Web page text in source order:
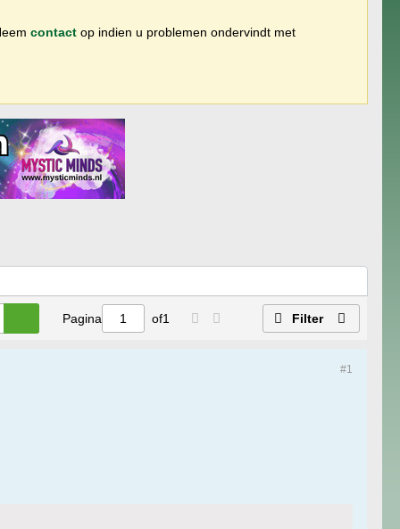
contact op indien u problemen ondervindt met
Pagina of1 Filter
#1